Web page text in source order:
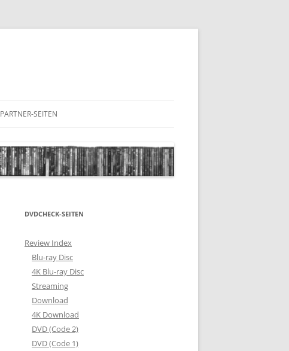
PARTNER-SEITEN
DVDCHECK-SEITEN
Review Index
Blu-ray Disc
4K Blu-ray Disc
Streaming
Download
4K Download
DVD (Code 2)
DVD (Code 1)